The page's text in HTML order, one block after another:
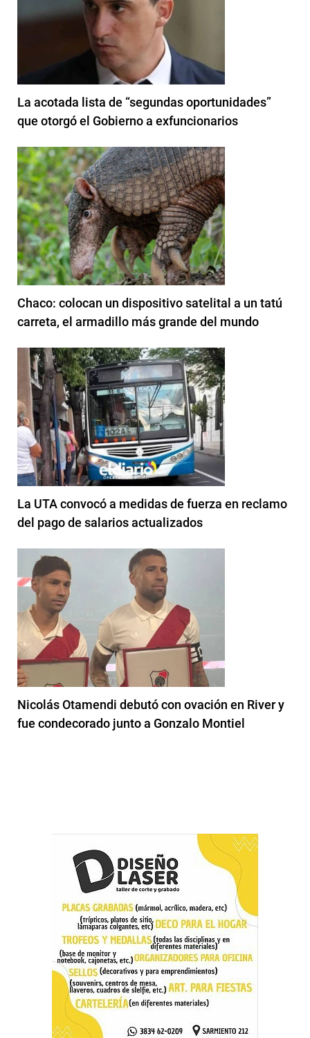
La acotada lista de “segundas oportunidades”
que otorgó el Gobierno a exfuncionarios
Chaco: colocan un dispositivo satelital a un tatú
carreta, el armadillo más grande del mundo
La UTA convocó a medidas de fuerza en reclamo
del pago de salarios actualizados
Nicolás Otamendi debutó con ovación en River y
fue condecorado junto a Gonzalo Montiel